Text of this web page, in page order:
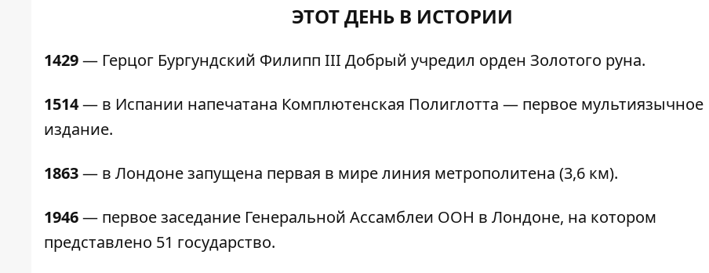
ЭТОТ ДЕНЬ В ИСТОРИИ
1429— Герцог Бургундский Филипп III Добрый учредил орден Золотого руна.
1514— в Испании напечатана Комплютенская Полиглотта — первое мультиязычное
издание.
1863— в Лондоне запущена первая в мире линия метрополитена (3,6 км).
1946— первое заседание Генеральной Ассамблеи ООН в Лондоне, на котором
представлено 51 государство.